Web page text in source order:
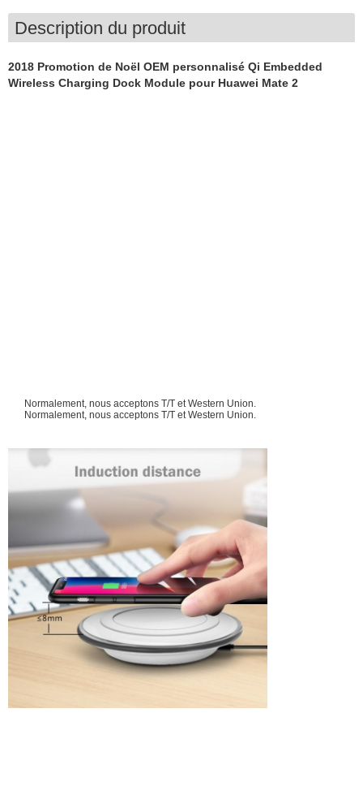
Description du produit
2018 Promotion de Noël OEM personnalisé Qi Embedded
Wireless Charging Dock Module pour Huawei Mate 2
Normalement, nous acceptons T/T et Western Union.
Normalement, nous acceptons T/T et Western Union.